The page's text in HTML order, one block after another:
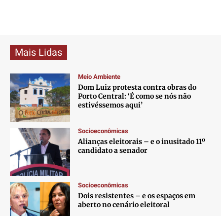
Mais Lidas
Meio Ambiente
Dom Luiz protesta contra obras do
Porto Central: ‘É como se nós não
estivéssemos aqui’
Socioeconômicas
Alianças eleitorais – e o inusitado 11º
candidato a senador
Socioeconômicas
Dois resistentes – e os espaços em
aberto no cenário eleitoral